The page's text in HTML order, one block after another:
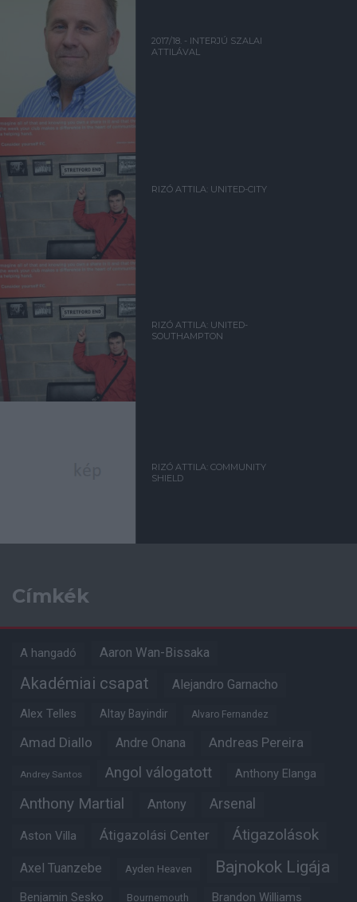
2017/18. - INTERJÚ SZALAI
ATTILÁVAL
RIZÓ ATTILA: UNITED-CITY
RIZÓ ATTILA: UNITED-
SOUTHAMPTON
RIZÓ ATTILA: COMMUNITY
SHIELD
Címkék
A hangadó Aaron Wan-Bissaka
Akadémiai csapat Alejandro Garnacho
Alex Telles Altay Bayindir Alvaro Fernandez
Amad Diallo Andre Onana Andreas Pereira
Andrey Santos Angol válogatott Anthony Elanga
Anthony Martial Antony Arsenal
Aston Villa Átigazolási Center Átigazolások
Axel Tuanzebe Ayden Heaven Bajnokok Ligája
Benjamin Sesko Bournemouth Brandon Williams